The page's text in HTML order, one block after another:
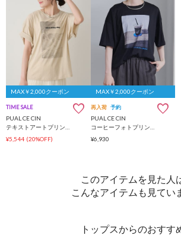
MAX￥2,000クーポン
TIME SALE
PUAL CE CIN
¥5,544 (20%OFF)
MAX￥2,000クーポン
再入荷 予約
PUAL CE CIN
¥6,930
このアイテムを見た人
こんなアイテムも見てい
トップスからのおすす